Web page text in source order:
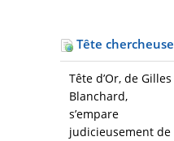
Tête chercheuse
Tête d’Or, de Gilles
Blanchard,
s’empare
judicieusement de